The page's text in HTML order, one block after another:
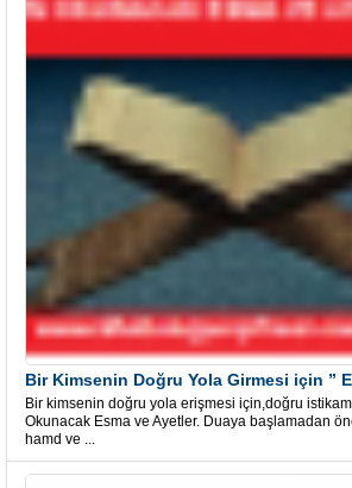
Bir Kimsenin Doğru Yola Girmesi için ”
Bir kimsenin doğru yola erişmesi için,doğru
Okunacak Esma ve Ayetler. Duaya başlamadan
hamd ve ...